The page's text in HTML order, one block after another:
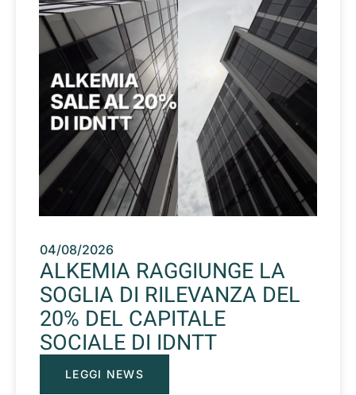
04/08/2026
ALKEMIA RAGGIUNGE LA
SOGLIA DI RILEVANZA DEL
20% DEL CAPITALE
SOCIALE DI IDNTT
LEGGI NEWS